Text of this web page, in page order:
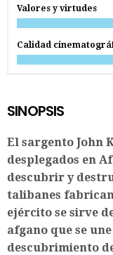
Valores y virtudes
Calidad
SINOPSIS
El sargento John
desplegados en
descubrir y
talibanes
ejército se sirve
afgano que se
descubrimiento